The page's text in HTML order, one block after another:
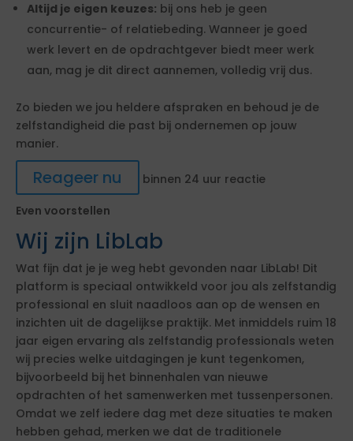
Altijd je eigen keuzes: bij ons heb je geen
concurrentie- of relatiebeding. Wanneer je goed
werk levert en de opdrachtgever biedt meer werk
aan, mag je dit direct aannemen, volledig vrij dus.
Zo bieden we jou heldere afspraken en behoud je de
zelfstandigheid die past bij ondernemen op jouw
manier.
Reageer nu
binnen 24 uur reactie
Even voorstellen
Wij zijn LibLab
Wat fijn dat je je weg hebt gevonden naar LibLab! Dit
platform is speciaal ontwikkeld voor jou als zelfstandig
professional en sluit naadloos aan op de wensen en
inzichten uit de dagelijkse praktijk. Met inmiddels ruim 18
jaar eigen ervaring als zelfstandig professionals weten
wij precies welke uitdagingen je kunt tegenkomen,
bijvoorbeeld bij het binnenhalen van nieuwe
opdrachten of het samenwerken met tussenpersonen.
Omdat we zelf iedere dag met deze situaties te maken
hebben gehad, merken we dat de traditionele